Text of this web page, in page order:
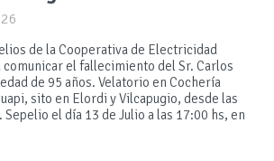
de la Cooperativa de Electricidad
el fallecimiento del Sr. Carlos
edad de 95 años. Velatorio en Cochería
sito en Elordi y Vilcapugio, desde las
Sepelio el día 13 de Julio a las 17:00 hs, en